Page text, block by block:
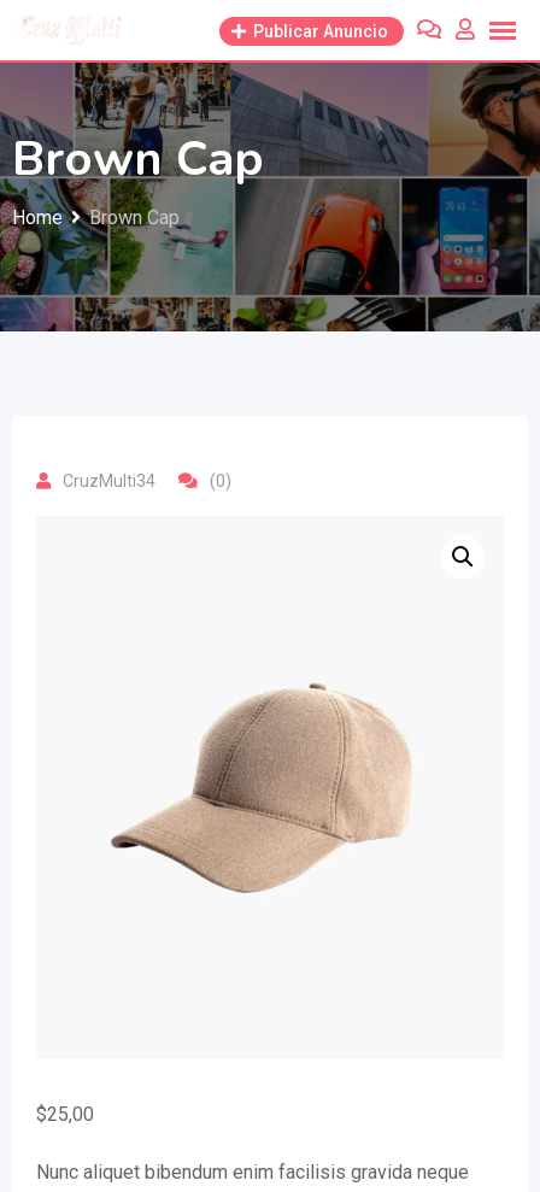
Skip
Publicar Anuncio
Brown Cap
Home Brown Cap
CruzMulti34 (0)
$25,00
Nunc aliquet bibendum enim facilisis gravida neque